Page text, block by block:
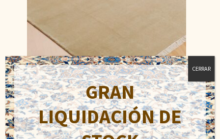
Diseño Tibet
800,00€
El
precio
726,00€El
precio
GRAN
LIQUIDACIÓN DE
CERRAR